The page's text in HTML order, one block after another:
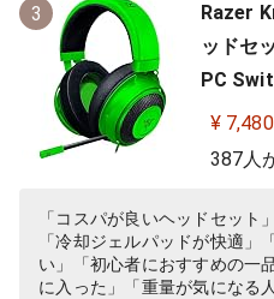
3
Razer
ッドセ
PC
ルパッ
RZ04-
¥ 7,480
387人
「コスパが良いヘッドセット
「冷却ジェルパッドが快適」
い」「初心者におすすめの一
に入った」「重量が気になる